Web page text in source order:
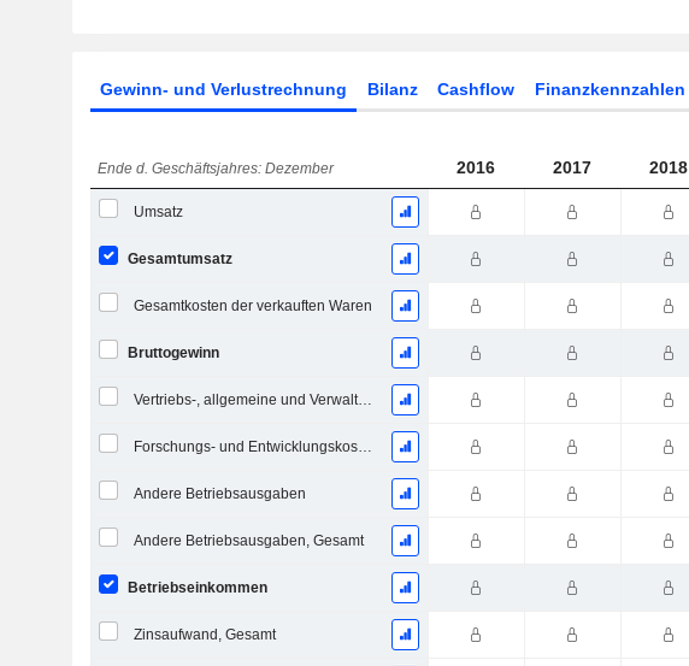
Gewinn- und Verlustrechnung Bilanz Cashflow Finanzkennzahlen
Ende d. Geschäftsjahres: Dezember 2016 2017 2018
Umsatz
Gesamtumsatz
Gesamtkosten der verkauften Waren
Bruttogewinn
Vertriebs-, allgemeine und Verwaltungskosten, Gesamt
Forschungs- und Entwicklungskosten
Andere Betriebsausgaben
Andere Betriebsausgaben, Gesamt
Betriebseinkommen
Zinsaufwand, Gesamt